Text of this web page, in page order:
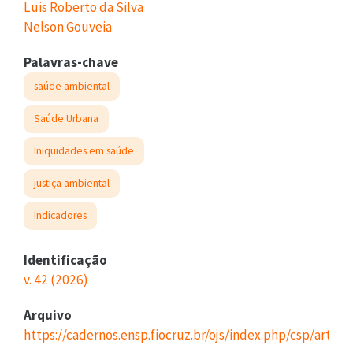
Luis Roberto da Silva
Nelson Gouveia
Palavras-chave
saúde ambiental
Saúde Urbana
Iniquidades em saúde
justiça ambiental
Indicadores
Identificação
v. 42 (2026)
Arquivo
https://cadernos.ensp.fiocruz.br/ojs/index.php/csp/